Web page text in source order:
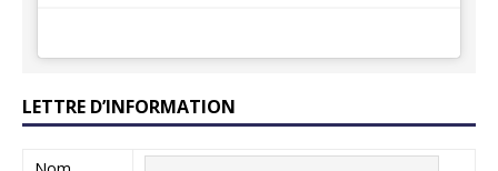
LETTRE D’INFORMATION